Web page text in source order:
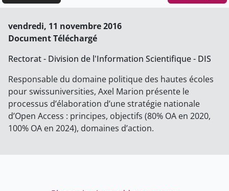
vendredi, 11 novembre 2016
Document Téléchargé
Rectorat - Division de l'Information Scientifique - DIS
Responsable du domaine politique des hautes écoles
pour swissuniversities, Axel Marion présente le
processus d’élaboration d’une stratégie nationale
d’Open Access : principes, objectifs (80% OA en 2020,
100% OA en 2024), domaines d’action.